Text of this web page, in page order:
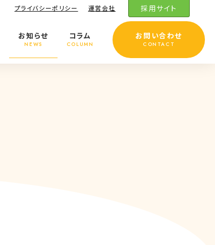
プライバシーポリシー 運営会社 採用サイト
お知らせ
NEWS
コラム
COLUMN
お問い合わせ
CONTACT